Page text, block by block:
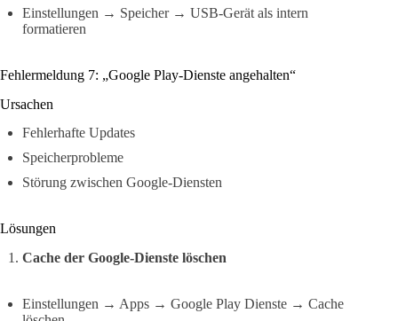
Einstellungen → Speicher → USB-Gerät als intern
formatieren
Fehlermeldung 7: „Google Play-Dienste angehalten“
Ursachen
Fehlerhafte Updates
Speicherprobleme
Störung zwischen Google-Diensten
Lösungen
Cache der Google-Dienste löschen
Einstellungen → Apps → Google Play Dienste → Cache